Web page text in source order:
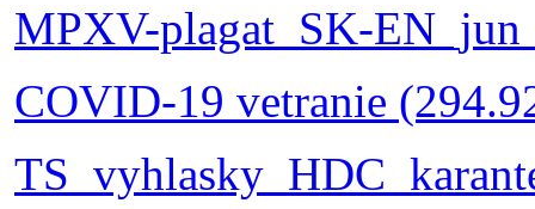
MPXV-plagat_SK-
COVID-19 vetranie